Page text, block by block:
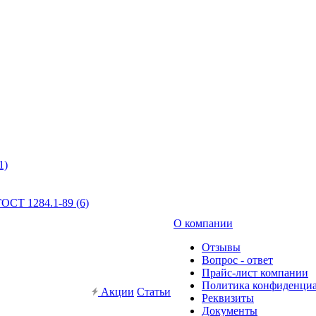
1284.1-89 (6)
Акции Статьи
О компании
Отзывы
Вопрос - ответ
Прайс-лист компании
Политика
Реквизиты
Документы